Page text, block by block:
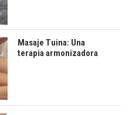
Masaje Tuina: Una
terapia armonizadora